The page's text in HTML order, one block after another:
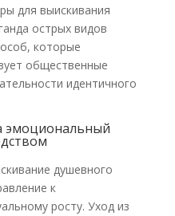
для выискивания
острых видов
которые
общественные
идентичного
эмоциональный
душевного
к
росту. Уход из